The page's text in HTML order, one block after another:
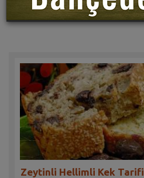
Zeytinli Hellimli Kek Tarifi